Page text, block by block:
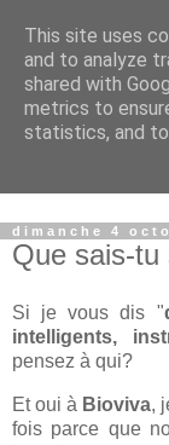
Petits
Blog parental
dans le domaine
produits que
dimanche 4
Que sais-tu
Si je vous dis "
intelligents,
pensez à qui?
Et oui à Bioviva,
fois parce que
This site uses
and to analyze
shared with
metrics to
statistics, and